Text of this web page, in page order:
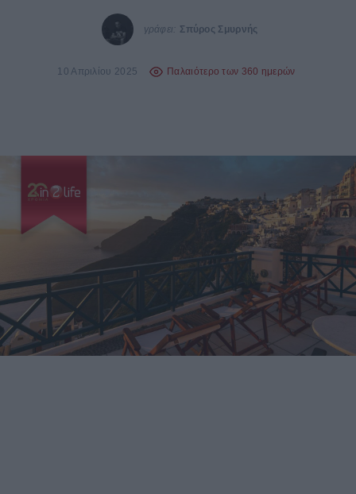
γράφει: Σπύρος Σμυρνής
10 Απριλίου 2025 Παλαιότερο των 360 ημερών